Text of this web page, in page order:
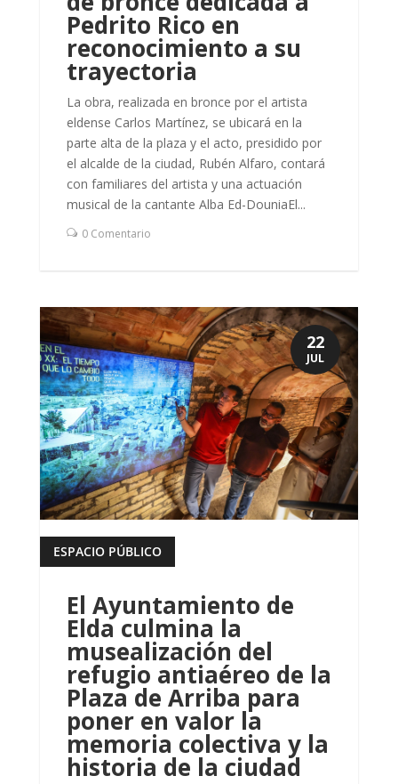
Pedrito Rico en
reconocimiento a su
trayectoria
La obra, realizada en bronce por el artista
eldense Carlos Martínez, se ubicará en la
parte alta de la plaza y el acto, presidido por
el alcalde de la ciudad, Rubén Alfaro, contará
con familiares del artista y una actuación
musical de la cantante Alba Ed-DouniaEl...
0 Comentario
leer más
El Ayuntamiento de
Elda culmina la
musealización del
refugio antiaéreo de la
Plaza de Arriba para
poner en valor la
memoria colectiva y la
historia de la ciudad
ESPACIO PÚBLICO
22
JUL